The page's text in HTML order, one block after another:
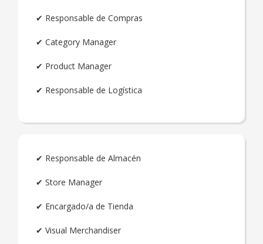
✔ Responsable de Compras
✔ Category Manager
✔ Product Manager
✔ Responsable de Logística
✔ Responsable de Almacén
✔ Store Manager
✔ Encargado/a de Tienda
✔ Visual Merchandiser